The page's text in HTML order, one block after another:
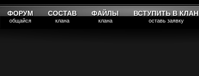
ФОРУМ
общайся
СОСТАВ
клана
ФАЙЛЫ
клана
ВСТУПИТЬ В КЛАН
оставь заявку